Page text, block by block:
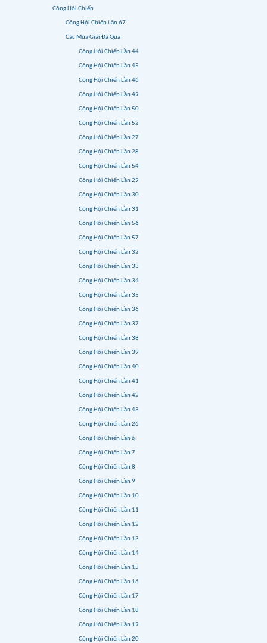
Công Hội Chiến
Công Hội Chiến Lần 67
Các Mùa Giải Đã Qua
Công Hội Chiến Lần 44
Công Hội Chiến Lần 45
Công Hội Chiến Lần 46
Công Hội Chiến Lần 49
Công Hội Chiến Lần 50
Công Hội Chiến Lần 52
Công Hội Chiến Lần 27
Công Hội Chiến Lần 28
Công Hội Chiến Lần 54
Công Hội Chiến Lần 29
Công Hội Chiến Lần 30
Công Hội Chiến Lần 31
Công Hội Chiến Lần 56
Công Hội Chiến Lần 57
Công Hội Chiến Lần 32
Công Hội Chiến Lần 33
Công Hội Chiến Lần 34
Công Hội Chiến Lần 35
Công Hội Chiến Lần 36
Công Hội Chiến Lần 37
Công Hội Chiến Lần 38
Công Hội Chiến Lần 39
Công Hội Chiến Lần 40
Công Hội Chiến Lần 41
Công Hội Chiến Lần 42
Công Hội Chiến Lần 43
Công Hội Chiến Lần 26
Công Hội Chiến Lần 6
Công Hội Chiến Lần 7
Công Hội Chiến Lần 8
Công Hội Chiến Lần 9
Công Hội Chiến Lần 10
Công Hội Chiến Lần 11
Công Hội Chiến Lần 12
Công Hội Chiến Lần 13
Công Hội Chiến Lần 14
Công Hội Chiến Lần 15
Công Hội Chiến Lần 16
Công Hội Chiến Lần 17
Công Hội Chiến Lần 18
Công Hội Chiến Lần 19
Công Hội Chiến Lần 20